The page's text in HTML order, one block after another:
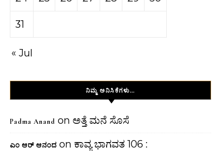
31
« Jul
ನಿಮ್ಮ ಅನಿಸಿಕೆಗಳು…
Padma Anand on ಅತ್ತೆ ಮನೆ ಸೊಸೆ
ಎಂ ಆರ್ ಆನಂದ on ಕಾವ್ಯ ಭಾಗವತ 106 :